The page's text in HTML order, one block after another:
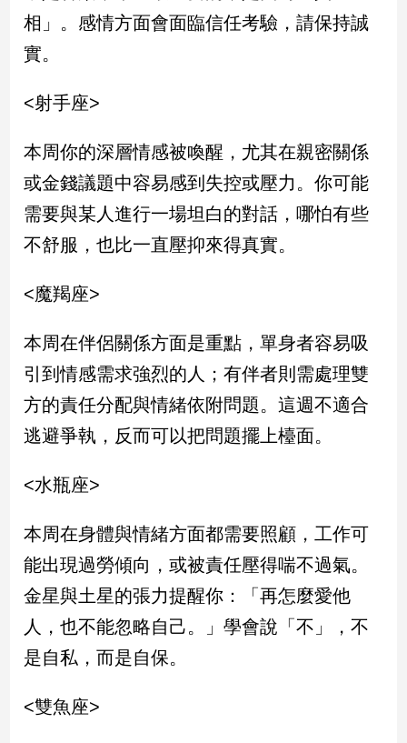
子/
感
情
術
文
創
／
電
影
推
薦
技/
戲
運
動
寵
物
音
專
區
合
媒
相」。感情方面會面臨信任考驗，請保持誠
實。
<射手座>
本周你的深層情感被喚醒，尤其在親密關係
或金錢議題中容易感到失控或壓力。你可能
需要與某人進行一場坦白的對話，哪怕有些
不舒服，也比一直壓抑來得真實。
<魔羯座>
本周在伴侶關係方面是重點，單身者容易吸
引到情感需求強烈的人；有伴者則需處理雙
方的責任分配與情緒依附問題。這週不適合
逃避爭執，反而可以把問題擺上檯面。
<水瓶座>
本周在身體與情緒方面都需要照顧，工作可
能出現過勞傾向，或被責任壓得喘不過氣。
金星與土星的張力提醒你：「再怎麼愛他
人，也不能忽略自己。」學會說「不」，不
是自私，而是自保。
<雙魚座>